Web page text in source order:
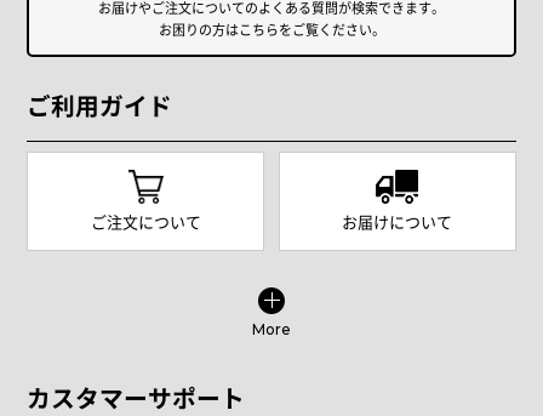
お届けやご注文についてのよくある質問が検索できます。
お困りの方はこちらをご覧ください。
ご利用ガイド
ご注文について お届けについて
More
カスタマーサポート